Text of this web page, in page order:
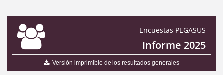
Encuestas PEGASUS
Informe 2025
Versión imprimible de los resultados generales